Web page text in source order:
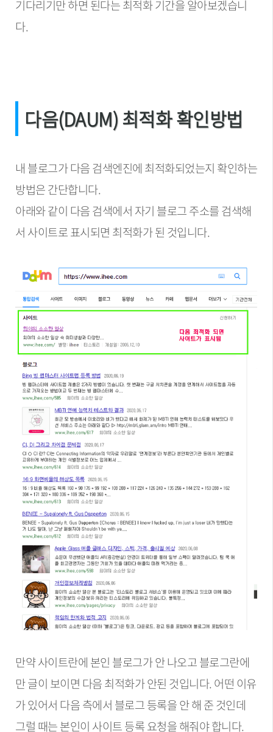
기다리기만 하면 된다는 최적화 기간을 알아보겠습니
다.
다음(DAUM) 최적화 확인방법
내 블로그가 다음 검색엔진에 최적화되었는지 확인하는
방법은 간단합니다.
아래와 같이 다음 검색에서 자기 블로그 주소를 검색해
서 사이트로 표시되면 최적화가 된 것입니다.
만약 사이트란에 본인 블로그가 안 나오고 블로그란에
만 글이 보이면 다음 최적화가 안된 것입니다. 어떤 이유
가 있어서 다음 측에서 블로그 등록을 안 해 준 것인데
그럴 때는 본인이 사이트 등록 요청을 해줘야 합니다.